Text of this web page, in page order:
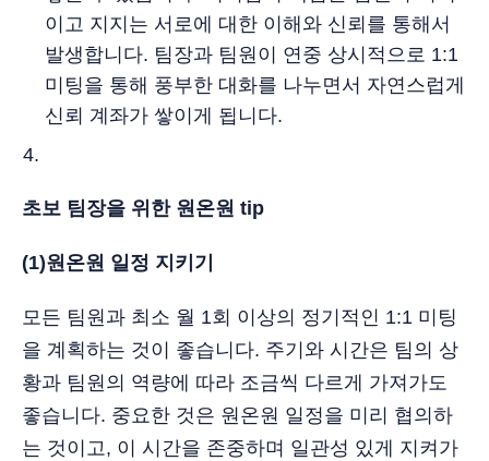
이고 지지는 서로에 대한 이해와 신뢰를 통해서
발생합니다. 팀장과 팀원이 연중 상시적으로 1:1
미팅을 통해 풍부한 대화를 나누면서 자연스럽게
신뢰 계좌가 쌓이게 됩니다.
초보 팀장을 위한 원온원 tip
(1)원온원 일정 지키기
모든 팀원과 최소 월 1회 이상의 정기적인 1:1 미팅
을 계획하는 것이 좋습니다. 주기와 시간은 팀의 상
황과 팀원의 역량에 따라 조금씩 다르게 가져가도
좋습니다. 중요한 것은 원온원 일정을 미리 협의하
는 것이고, 이 시간을 존중하며 일관성 있게 지켜가